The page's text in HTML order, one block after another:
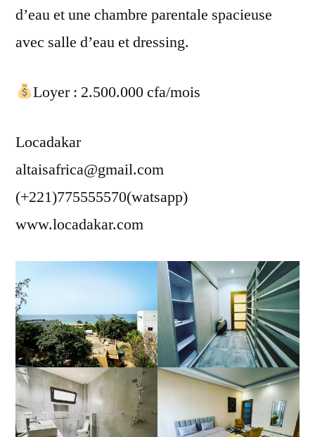
d’eau et une chambre parentale spacieuse
avec salle d’eau et dressing.
Loyer : 2.500.000 cfa/mois
Locadakar
altaisafrica@gmail.com
(+221)775555570(watsapp)
www.locadakar.com